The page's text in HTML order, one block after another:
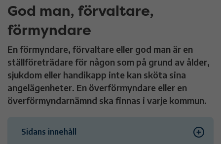
God man, förvaltare,
förmyndare
En förmyndare, förvaltare eller god man är en
ställföreträdare för någon som på grund av ålder,
sjukdom eller handikapp inte kan sköta sina
angelägenheter. En överförmyndare eller en
överförmyndarnämnd ska finnas i varje kommun.
Sidans innehåll